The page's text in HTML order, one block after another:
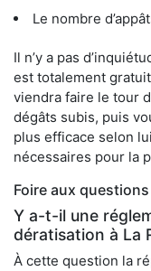
Le nombre
Il n’y a pas
est totalement
viendra faire le tour
dégâts subis, puis
plus efficace selon
nécessaires pour la
Foire aux questions
Y a-t-il une
dératisation à La
À cette question la